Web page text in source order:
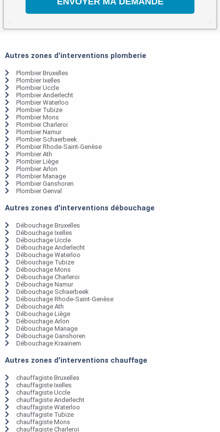
Autres zones d'interventions plomberie
Plombier Bruxelles
Plombier Ixelles
Plombier Uccle
Plombier Anderlecht
Plombier Waterloo
Plombier Tubize
Plombier Mons
Plombier Charleroi
Plombier Namur
Plombier Schaerbeek
Plombier Rhode-Saint-Genèse
Plombier Ath
Plombier Liège
Plombier Arlon
Plombier Manage
Plombier Ganshoren
Plombier Genval
Autres zones d'interventions débouchage
Débouchage Bruxelles
Débouchage Ixelles
Débouchage Uccle
Débouchage Anderlecht
Débouchage Waterloo
Débouchage Tubize
Débouchage Mons
Débouchage Charleroi
Débouchage Namur
Débouchage Schaerbeek
Débouchage Rhode-Saint-Genèse
Débouchage Ath
Débouchage Liège
Débouchage Arlon
Débouchage Manage
Débouchage Ganshoren
Débouchage Kraainem
Autres zones d'interventions chauffage
chauffagiste Bruxelles
chauffagiste Ixelles
chauffagiste Uccle
chauffagiste Anderlecht
chauffagiste Waterloo
chauffagiste Tubize
chauffagiste Mons
chauffagiste Charleroi